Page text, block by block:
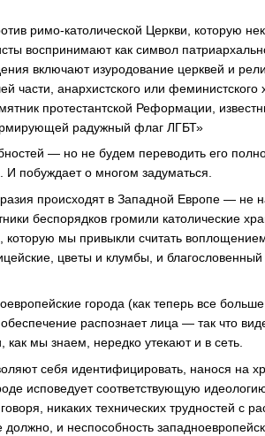
римо-католической Церкви, которую
воспринимают как символ
включают изуродование церквей и
части, анархистского или
протестантской Реформации,
радужный флаг ЛГБТ»
— но не будем переводить его
И побуждает о многом задуматься.
происходят в Западной Европе — не
беспорядков громили католические
мы привыкли считать воплощением
цветы и клумбы, и
города (как теперь все
распознает лица — так что
мы знаем, нередко утекают и в сеть.
себя идентифицировать, нанося на
исповедует соответствующую
никаких технических трудностей с
и неспособность